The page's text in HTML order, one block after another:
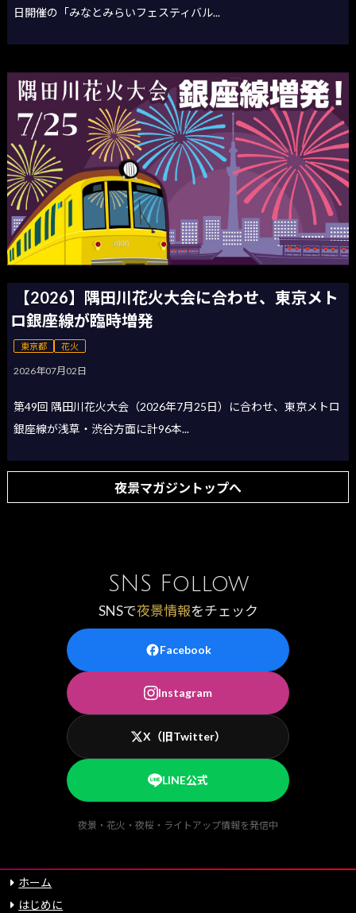
日開催の「みなとみらいフェスティバル...
【2026】隅田川花火大会に合わせ、東京メト
ロ銀座線が臨時増発
東京都 花火
2026年07月02日
第49回 隅田川花火大会（2026年7月25日）に合わせ、東京メトロ
銀座線が浅草・渋谷方面に計96本...
夜景マガジントップへ
SNS Follow
SNSで夜景情報をチェック
Facebook
Instagram
X（旧Twitter）
LINE公式
夜景・花火・夜桜・ライトアップ情報を発信中
ホーム
はじめに